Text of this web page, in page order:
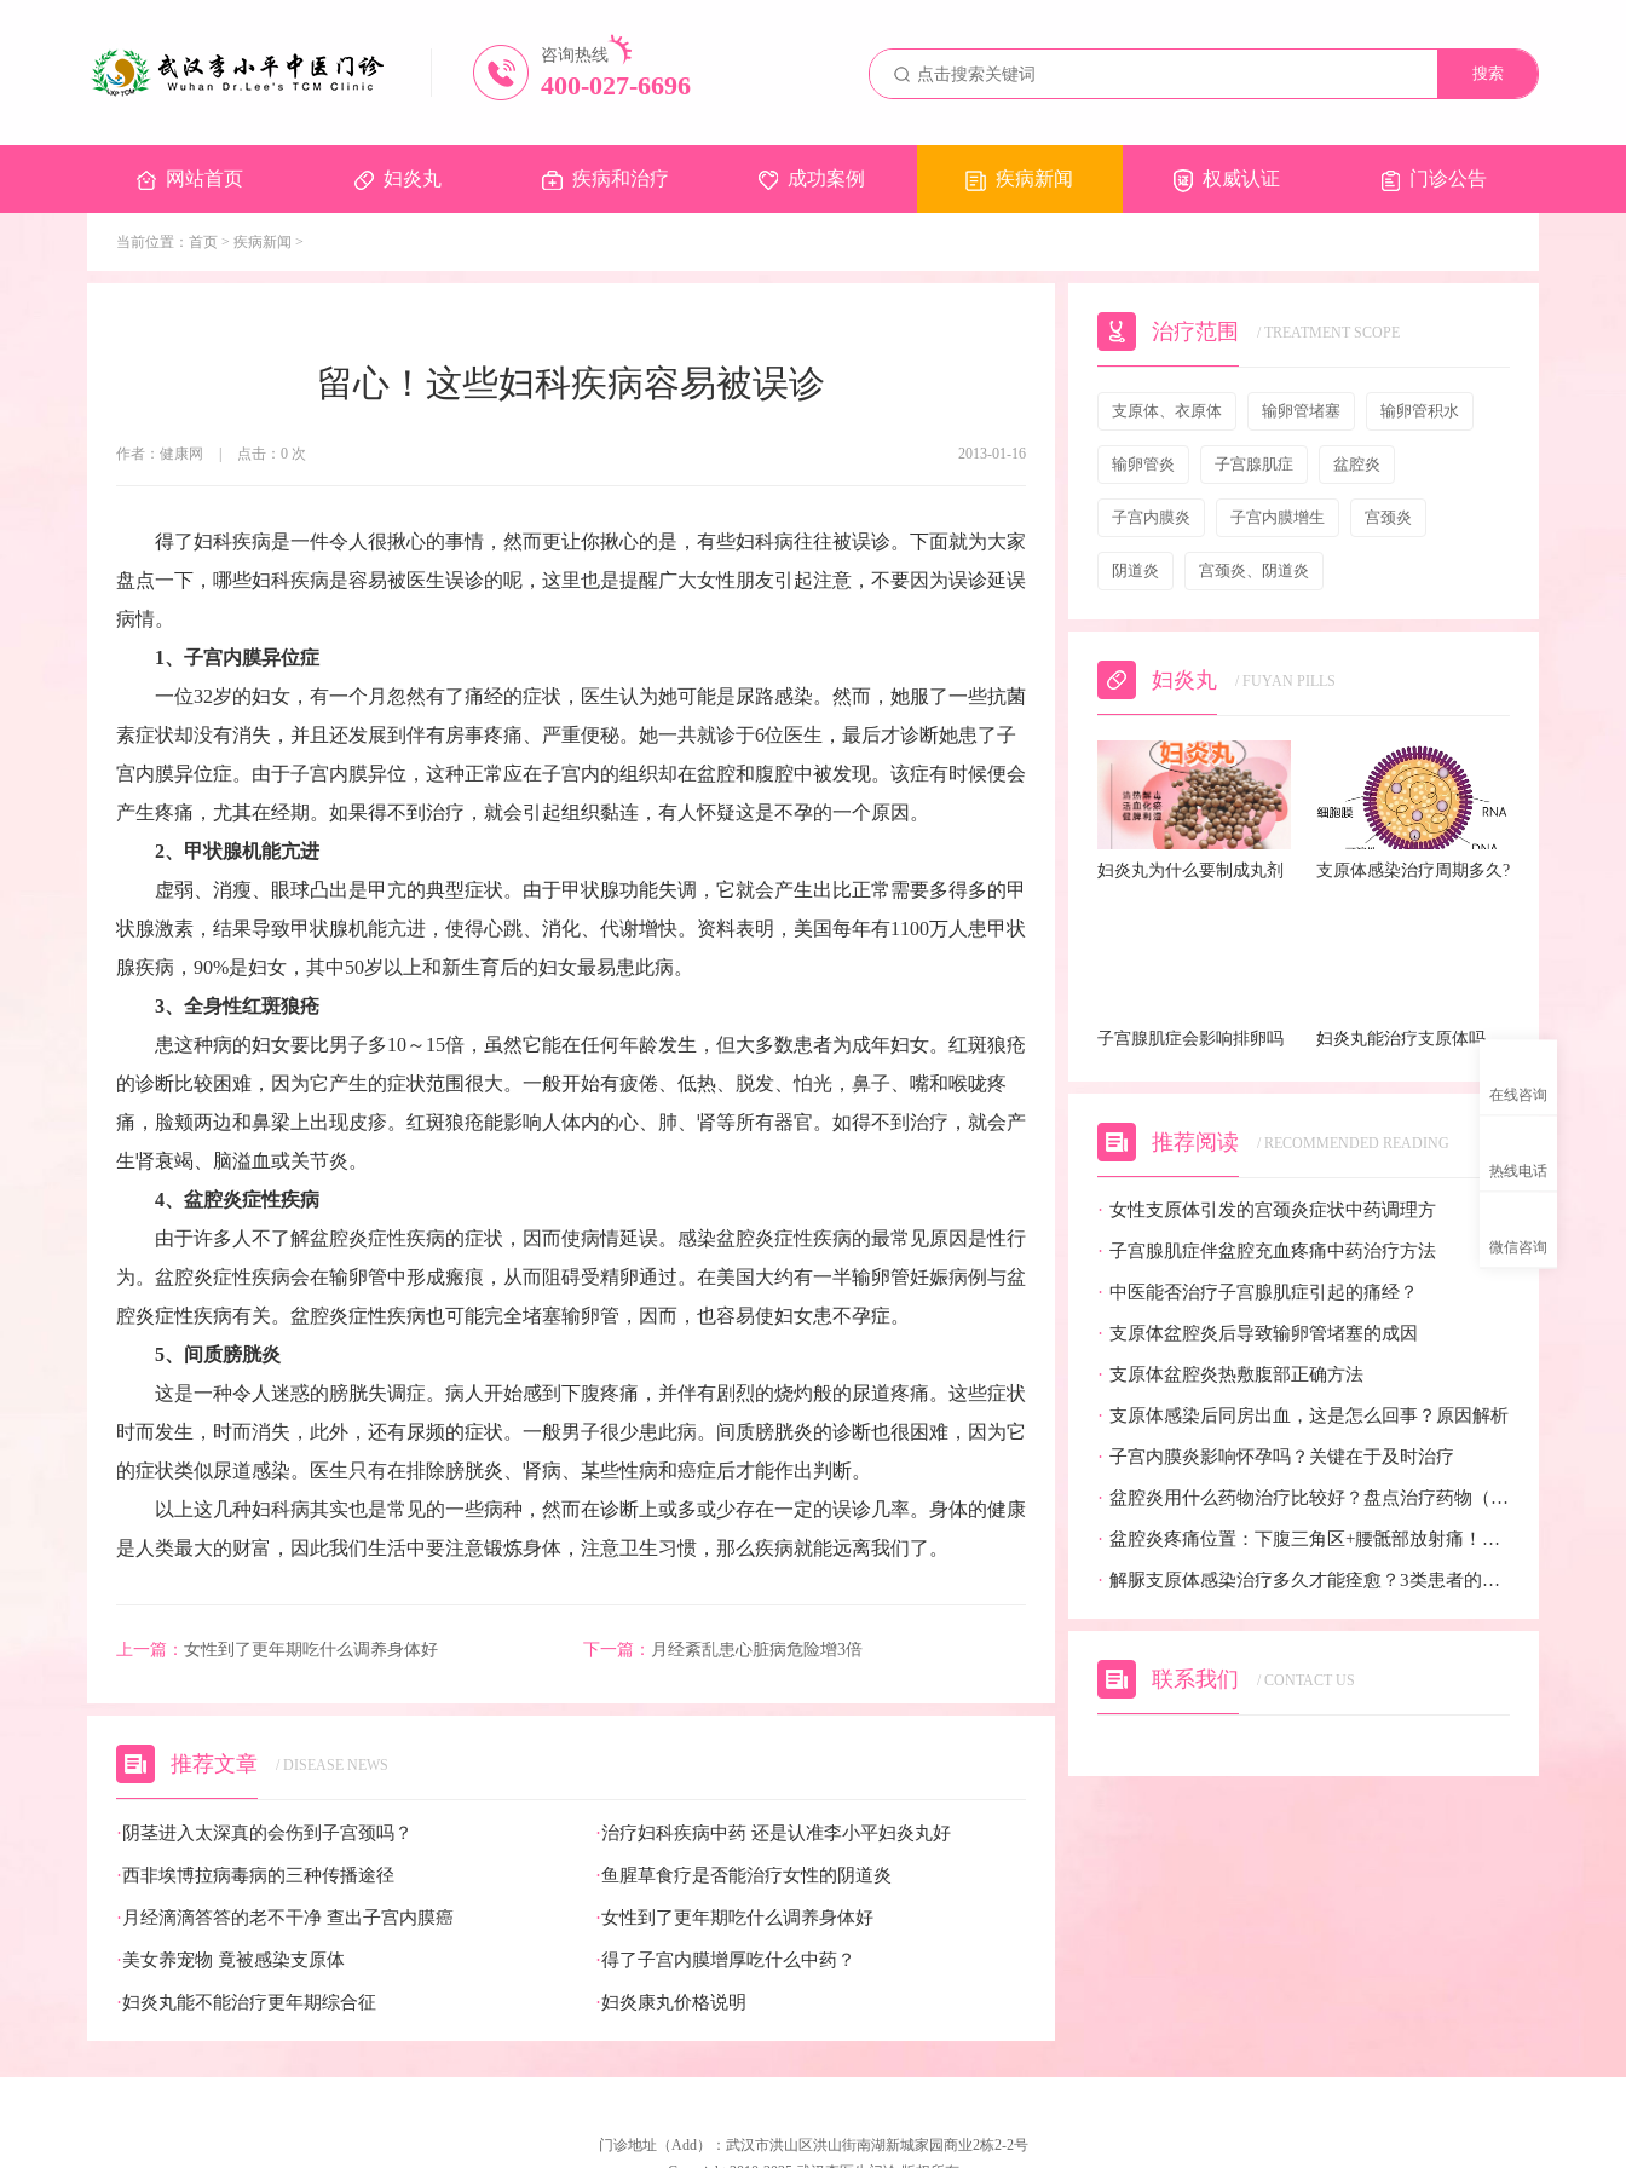
咨询热线
400-027-6696
网站首页 妇炎丸 疾病和治疗 成功案例 疾病新闻 权威认证 门诊公告
当前位置： 首页 > 疾病新闻 >
留心！这些妇科疾病容易被误诊
作者：健康网 点击： 0 次 2013-01-16
得了妇科疾病是一件令人很揪心的事情，然而更让你揪心的是，有些妇科病往往被误诊。下面就为大家
盘点一下，哪些妇科疾病是容易被医生误诊的呢，这里也是提醒广大女性朋友引起注意，不要因为误诊延误
病情。
1、子宫内膜异位症
一位32岁的妇女，有一个月忽然有了痛经的症状，医生认为她可能是尿路感染。然而，她服了一些抗菌
素症状却没有消失，并且还发展到伴有房事疼痛、严重便秘。她一共就诊于6位医生，最后才诊断她患了子
宫内膜异位症。由于子宫内膜异位，这种正常应在子宫内的组织却在盆腔和腹腔中被发现。该症有时候便会
产生疼痛，尤其在经期。如果得不到治疗，就会引起组织黏连，有人怀疑这是不孕的一个原因。
2、甲状腺机能亢进
虚弱、消瘦、眼球凸出是甲亢的典型症状。由于甲状腺功能失调，它就会产生出比正常需要多得多的甲
状腺激素，结果导致甲状腺机能亢进，使得心跳、消化、代谢增快。资料表明，美国每年有1100万人患甲状
腺疾病，90%是妇女，其中50岁以上和新生育后的妇女最易患此病。
3、全身性红斑狼疮
患这种病的妇女要比男子多10～15倍，虽然它能在任何年龄发生，但大多数患者为成年妇女。红斑狼疮
的诊断比较困难，因为它产生的症状范围很大。一般开始有疲倦、低热、脱发、怕光，鼻子、嘴和喉咙疼
痛，脸颊两边和鼻梁上出现皮疹。红斑狼疮能影响人体内的心、肺、肾等所有器官。如得不到治疗，就会产
生肾衰竭、脑溢血或关节炎。
4、盆腔炎症性疾病
由于许多人不了解盆腔炎症性疾病的症状，因而使病情延误。感染盆腔炎症性疾病的最常见原因是性行
为。盆腔炎症性疾病会在输卵管中形成瘢痕，从而阻碍受精卵通过。在美国大约有一半输卵管妊娠病例与盆
腔炎症性疾病有关。盆腔炎症性疾病也可能完全堵塞输卵管，因而，也容易使妇女患不孕症。
5、间质膀胱炎
这是一种令人迷惑的膀胱失调症。病人开始感到下腹疼痛，并伴有剧烈的烧灼般的尿道疼痛。这些症状
时而发生，时而消失，此外，还有尿频的症状。一般男子很少患此病。间质膀胱炎的诊断也很困难，因为它
的症状类似尿道感染。医生只有在排除膀胱炎、肾病、某些性病和癌症后才能作出判断。
以上这几种妇科病其实也是常见的一些病种，然而在诊断上或多或少存在一定的误诊几率。身体的健康
是人类最大的财富，因此我们生活中要注意锻炼身体，注意卫生习惯，那么疾病就能远离我们了。
上一篇： 女性到了更年期吃什么调养身体好 下一篇： 月经紊乱患心脏病危险增3倍
推荐文章 / DISEASE NEWS
· 阴茎进入太深真的会伤到子宫颈吗？ ·治疗妇科疾病中药 还是认准李小平妇炎丸好
·西非埃博拉病毒病的三种传播途径 ·鱼腥草食疗是否能治疗女性的阴道炎
· 月经滴滴答答的老不干净 查出子宫内膜癌 ·女性到了更年期吃什么调养身体好
·美女养宠物 竟被感染支原体 ·得了子宫内膜增厚吃什么中药？
·妇炎丸能不能治疗更年期综合征 ·妇炎康丸价格说明
治疗范围 / TREATMENT SCOPE
支原体、衣原体 输卵管堵塞 输卵管积水
输卵管炎 子宫腺肌症 盆腔炎
子宫内膜炎 子宫内膜增生 宫颈炎
阴道炎 宫颈炎、阴道炎
妇炎丸 / FUYAN PILLS
妇炎丸为什么要制成丸剂 支原体感染治疗周期多久?
子宫腺肌症会影响排卵吗 妇炎丸能治疗支原体吗
推荐阅读 / RECOMMENDED READING
· 女性支原体引发的宫颈炎症状中药调理方
· 子宫腺肌症伴盆腔充血疼痛中药治疗方法
· 中医能否治疗子宫腺肌症引起的痛经？
· 支原体盆腔炎后导致输卵管堵塞的成因
· 支原体盆腔炎热敷腹部正确方法
· 支原体感染后同房出血，这是怎么回事？原因解析
· 子宫内膜炎影响怀孕吗？关键在于及时治疗
· 盆腔炎用什么药物治疗比较好？盘点治疗药物（必遵医嘱）
· 盆腔炎疼痛位置：下腹三角区+腰骶部放射痛！可对照位置自查
· 解脲支原体感染治疗多久才能痊愈？3类患者的周期对照表
联系我们 / CONTACT US
门诊地址（Add）：武汉市洪山区洪山街南湖新城家园商业2栋2-2号
在线咨询
热线电话
微信咨询